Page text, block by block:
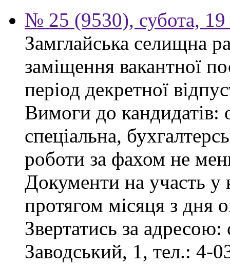
№ 25 (9530), субота, 19
Замглайська селищна
заміщення вакантної
період декретної
Вимоги до кандидатів:
спеціальна,
роботи за фахом не
Документи на участь у
протягом місяця з дня
Звертатись за
Заводський, 1, тел.: 4-